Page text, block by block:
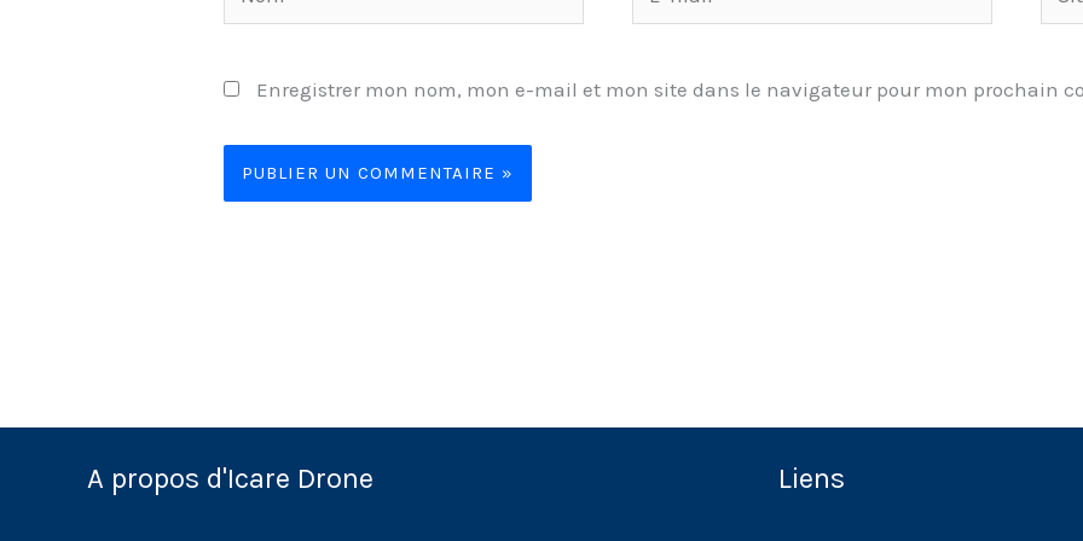
mail*
Enregistrer mon nom, mon e-mail et mon site dans le navigateur pour mon prochain
A propos d'Icare Drone Liens